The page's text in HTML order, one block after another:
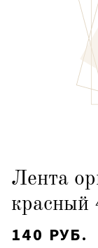
Лента
красный
140 РУБ.